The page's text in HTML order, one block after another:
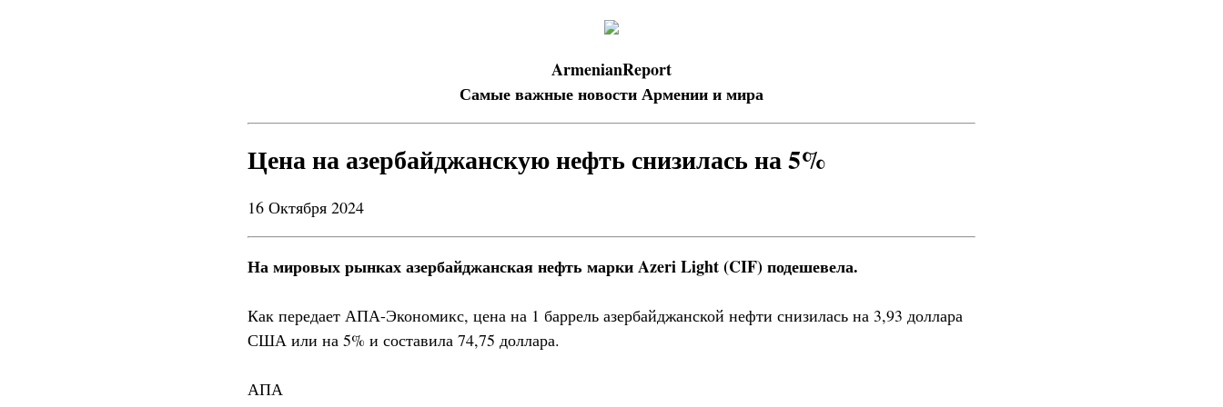
ArmenianReport
Самые важные новости Армении и мира
Цена на азербайджанскую нефть снизилась на 5%
16 Октября 2024
На мировых рынках азербайджанская нефть марки Azeri Light (CIF) подешевела.
Как передает АПА-Экономикс, цена на 1 баррель азербайджанской нефти снизилась на 3,93 доллара
США или на 5% и составила 74,75 доллара.
АПА